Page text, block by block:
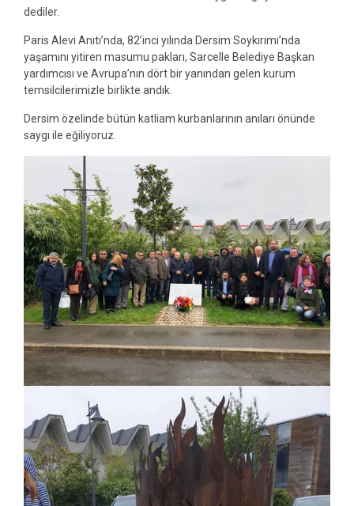
dediler.
Paris Alevi Anıtı’nda, 82’inci yılında Dersim Soykırımı’nda
yaşamını yitiren masumu pakları, Sarcelle Belediye Başkan
yardımcısı ve Avrupa’nın dört bir yanından gelen kurum
temsilcilerimizle birlikte andık.
Dersim özelinde bütün katliam kurbanlarının anıları önünde
saygı ile eğiliyoruz.